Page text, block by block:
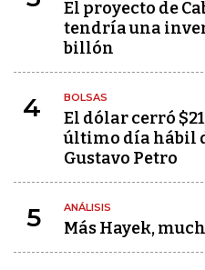
El proyecto de
tendría una
billón
4 BOLSAS
El dólar cerró
último día hábil
Gustavo Petro
5 ANÁLISIS
Más Hayek,